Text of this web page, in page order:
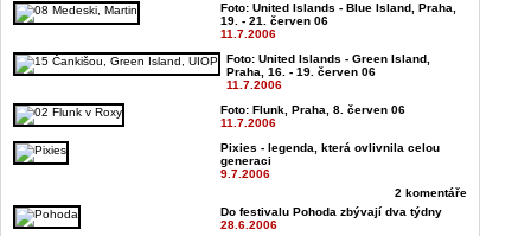
Foto: United Islands - Blue Island, Praha,
19. - 21. červen 06
11.7.2006
Foto: United Islands - Green Island,
Praha, 16. - 19. červen 06
11.7.2006
Foto: Flunk, Praha, 8. červen 06
11.7.2006
Pixies - legenda, která ovlivnila celou
generaci
9.7.2006
2 komentáře
Do festivalu Pohoda zbývají dva týdny
28.6.2006